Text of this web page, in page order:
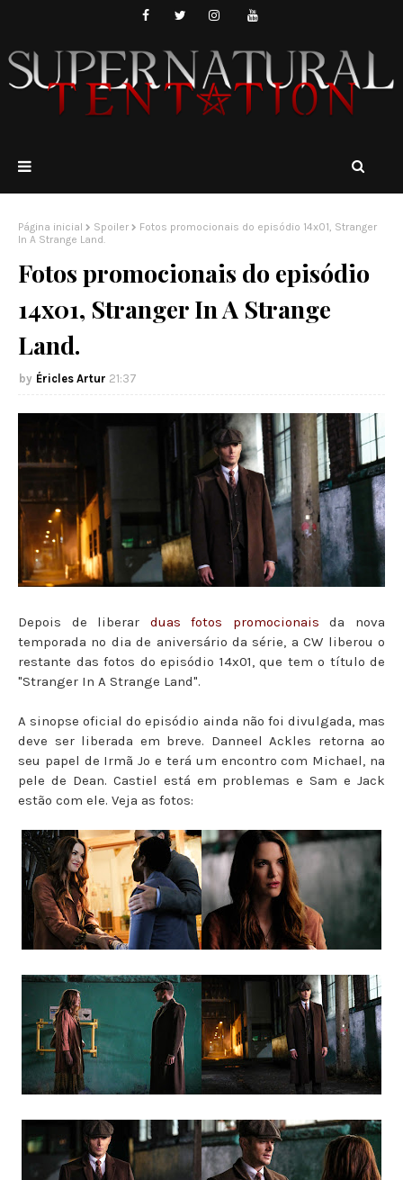
Página inicial Spoiler
Fotos promocionais do episódio 14x01, Stranger
In A Strange Land.
Fotos promocionais do episódio
14x01, Stranger In A Strange
Land.
Éricles Artur 21:37
Depois de liberar duas fotos promocionais da nova
temporada no dia de aniversário da série, a CW liberou o
restante das fotos do episódio 14x01, que tem o título de
"Stranger In A Strange Land".
A sinopse oficial do episódio ainda não foi divulgada, mas
deve ser liberada em breve. Danneel Ackles retorna ao
seu papel de Irmã Jo e terá um encontro com Michael, na
pele de Dean. Castiel está em problemas e Sam e Jack
estão com ele. Veja as fotos: